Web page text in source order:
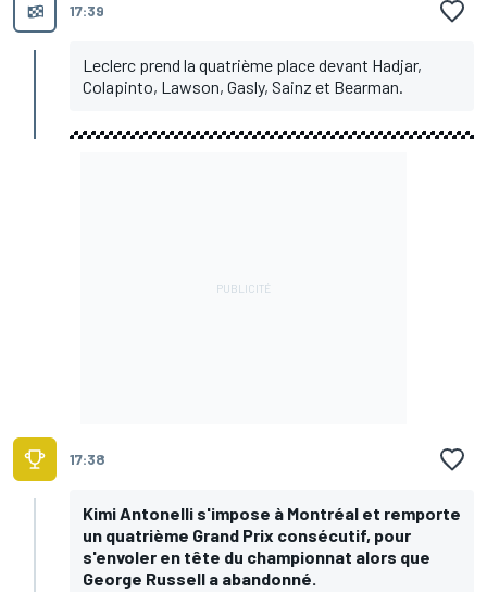
17:39
Leclerc prend la quatrième place devant Hadjar,
Colapinto, Lawson, Gasly, Sainz et Bearman.
17:38
Kimi Antonelli s'impose à Montréal et remporte
un quatrième Grand Prix consécutif, pour
s'envoler en tête du championnat alors que
George Russell a abandonné.